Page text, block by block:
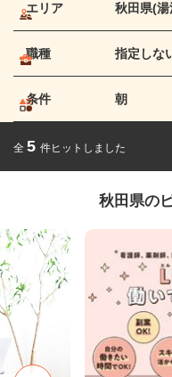
エリア 秋田県(湯
職種 指定しな
条件 朝
全 5 件ヒットしました
秋田県の